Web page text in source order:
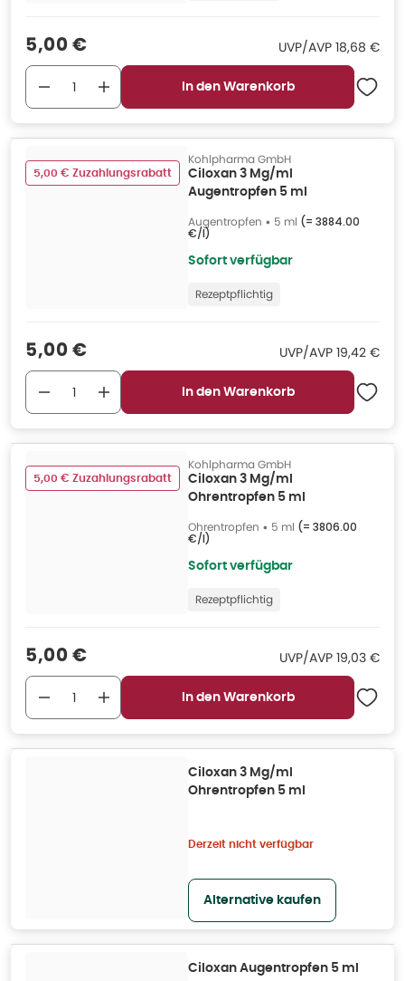
Verkaufspreis
5,00 € UVP/AVP UVP/AVP
18,68 €
In den Warenkorb
5,00 € Zuzahlungsrabatt
Kohlpharma GmbH
Ciloxan 3 Mg/ml
Augentropfen 5 ml
Augentropfen • 5 ml (= 3884.00
€/l)
Sofort verfügbar
Rezeptpflichtig
Verkaufspreis
5,00 € UVP/AVP UVP/AVP
19,42 €
In den Warenkorb
5,00 € Zuzahlungsrabatt
Kohlpharma GmbH
Ciloxan 3 Mg/ml
Ohrentropfen 5 ml
Ohrentropfen • 5 ml (= 3806.00
€/l)
Sofort verfügbar
Rezeptpflichtig
Verkaufspreis
5,00 € UVP/AVP UVP/AVP
19,03 €
In den Warenkorb
Ciloxan 3 Mg/ml
Ohrentropfen 5 ml
Derzeit nicht verfügbar
Alternative kaufen
Ciloxan Augentropfen 5 ml